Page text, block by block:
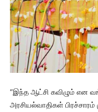
“இந்த ஆட்சி கவிழும் என
அரசியல்வாதிகள்